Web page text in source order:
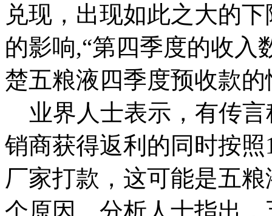
兑现，出现如此之大的
的影响,“第四季度的收入
楚五粮液四季度预收款的
业界人士表示，有传言
销商获得返利的同时按
厂家打款，这可能是五
个原因。分析人士指出